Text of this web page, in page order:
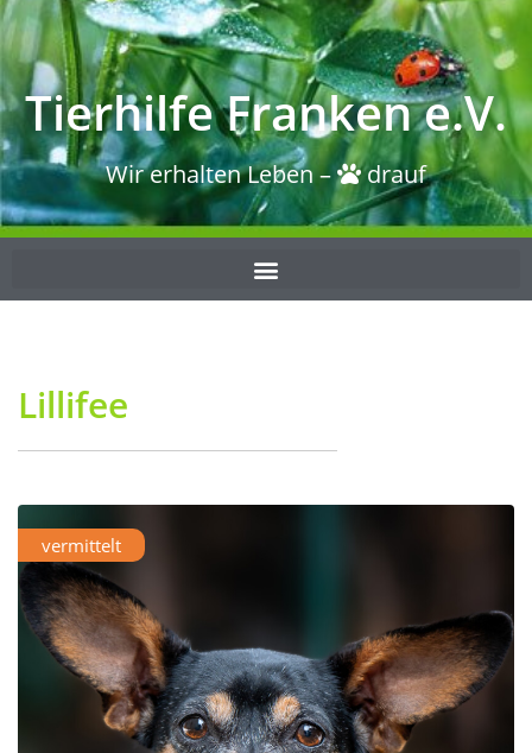
Tierhilfe Franken e.V.
Wir erhalten Leben – drauf
Lillifee
vermittelt